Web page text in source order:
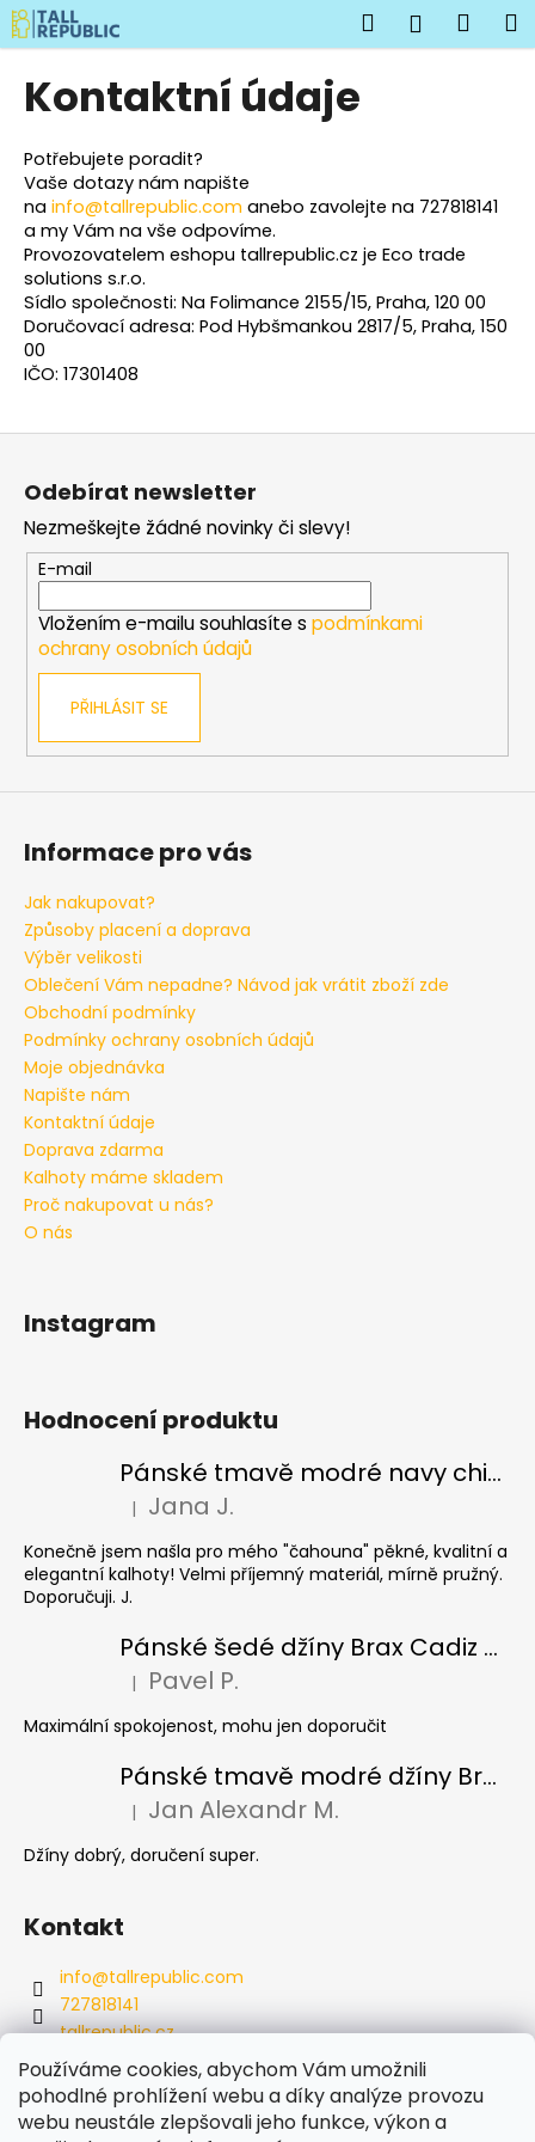
Používáme cookies, abychom Vám umožnili
pohodlné prohlížení webu a díky analýze provozu
webu neustále zlepšovali jeho funkce, výkon a
Přejít
na
obsah
Hledat
Kontaktní údaje
Potřebujete poradit?
Vaše dotazy nám napište
na info@tallrepublic.com anebo zavolejte na 727818141
a my Vám na vše odpovíme.
Provozovatelem eshopu tallrepublic.cz je Eco trade
solutions s.r.o.
Sídlo společnosti: Na Folimance 2155/15, Praha, 120 00
Doručovací adresa: Pod Hybšmankou 2817/5, Praha, 150
00
IČO: 17301408
K
o
o
p
o
t
ř
e
b
u
e
e
n
a
D
o
p
o
r
u
č
u
j
e
m
e
DŽÍNY
BRAX
PRODLOUŽENÉ
Z
Odebírat newsletter
Nezmeškejte žádné novinky či slevy!
E-mail
Vložením e-mailu souhlasíte s podmínkami
ochrany osobních údajů
PŘIHLÁSIT SE
Informace pro vás
Jak nakupovat?
Způsoby placení a doprava
Výběr velikosti
Oblečení Vám nepadne? Návod jak vrátit zboží zde
Obchodní podmínky
Podmínky ochrany osobních údajů
Moje objednávka
Napište nám
Kontaktní údaje
Doprava zdarma
Kalhoty máme skladem
Proč nakupovat u nás?
O nás
Instagram
Hodnocení produktu
Pánské tmavě modré navy chinos Ed Baxter, prodloužené
Hodnocení produktu je 5 z 5 hvězdiček.
| Jana J.
Konečně jsem našla pro mého "čahouna" pěkné, kvalitní a
elegantní kalhoty! Velmi příjemný materiál, mírně pružný.
Doporučuji. J.
Pánské šedé džíny Brax Cadiz Grey smoke, prodloužené
Hodnocení produktu je 5 z 5 hvězdiček.
| Pavel P.
Maximální spokojenost, mohu jen doporučit
Pánské tmavě modré džíny Brax Cadiz Dark blue, prodloužené
Hodnocení produktu je 5 z 5 hvězdiček.
| Jan Alexandr M.
Džíny dobrý, doručení super.
Kontakt
info@tallrepublic.com
727818141
tallrepublic.cz
tallrepublic.cz/
727818141